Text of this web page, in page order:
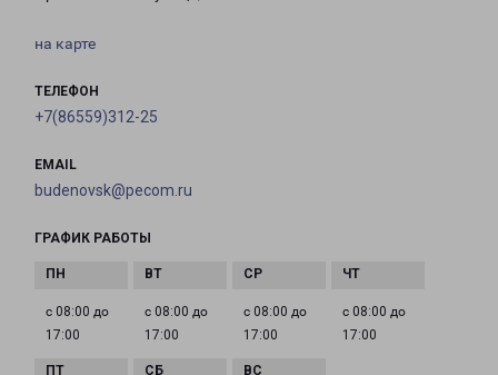
на карте
ТЕЛЕФОН
+7(86559)312-25
EMAIL
budenovsk@pecom.ru
ГРАФИК РАБОТЫ
с 08:00 до
17:00
с 08:00 до
17:00
с 08:00 до
17:00
с 08:00 до
17:00